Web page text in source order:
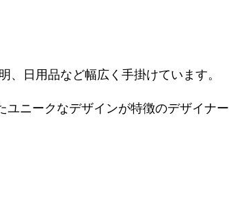
、日用品など幅広く手掛けています。
ニークなデザインが特徴のデザイナー